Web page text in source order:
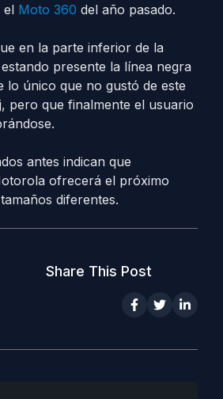
el Moto 360 del año pasado.
en la parte inferior de la
presente la línea negra
lo único que no gustó de este
pero que finalmente el usuario
antes indican que
ofrecerá el próximo
diferentes.
Share This Post